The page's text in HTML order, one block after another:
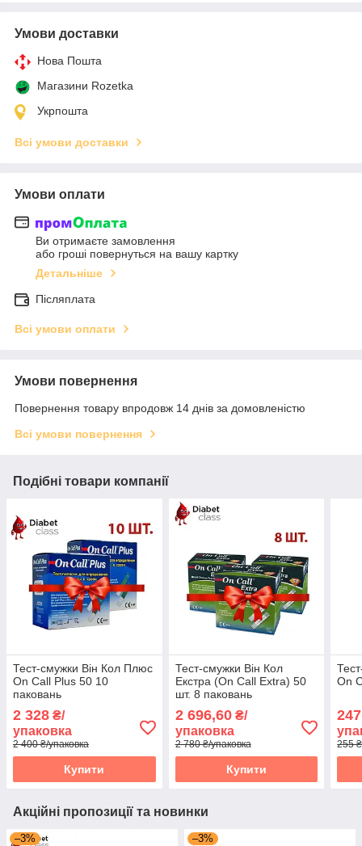
Умови доставки
Нова Пошта
Магазини Rozetka
Укрпошта
Всі умови доставки
Умови оплати
Ви отримаєте замовлення
або гроші повернуться на вашу картку
Детальніше
Післяплата
Всі умови оплати
Умови повернення
Повернення товару впродовж 14 днів за домовленістю
Всі умови повернення
Подібні товари компанії
Тест-смужки Він Кол Плюс
On Call Plus 50 10
паковань
2 328 ₴/
упаковка
2 400 ₴/упаковка
Купити
Тест-смужки Він Кол
Екстра (On Call Extra) 50
шт. 8 паковань
2 696,60₴/
упаковка
2 780 ₴/упаковка
Купити
On
255
Акційні пропозиції та новинки
–3% –3%